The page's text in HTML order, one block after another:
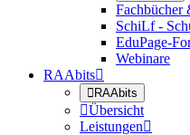
Fachbücher
SchiLf -
EduPage-
Webinare
RAAbits
RAAbits
Übersicht
Leistungen